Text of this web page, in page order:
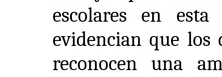
escolares en
evidencian que los
reconocen una